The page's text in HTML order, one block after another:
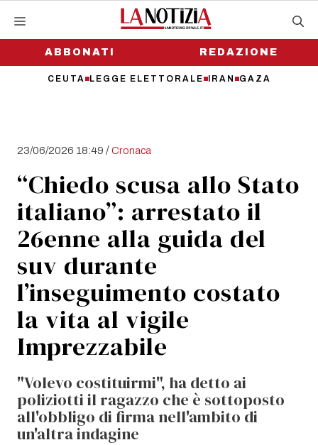
contenutoABBONATI
CEUTA LEGGE ELETTORALE IRAN GAZA
REDAZIONE
23/06/2026 18:49 /Cronaca
“Chiedo scusa allo Stato
italiano”: arrestato il
26enne alla guida del
suv durante
l’inseguimento costato
la vita al vigile
Imprezzabile
"Volevo costituirmi", ha detto ai
poliziotti il ragazzo che è sottoposto
all'obbligo di firma nell'ambito di
un'altra indagine